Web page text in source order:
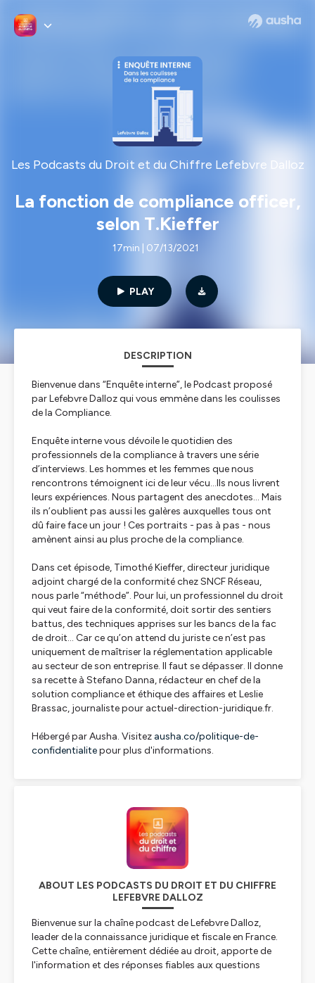
Les Podcasts du Droit et du Chiffre Lefebvre Dalloz
La fonction de compliance officer,
selon T.Kieffer
17min | 07/13/2021
PLAY
DESCRIPTION
Bienvenue dans “Enquête interne”, le Podcast proposé
par Lefebvre Dalloz qui vous emmène dans les coulisses
de la Compliance.
Enquête interne vous dévoile le quotidien des
professionnels de la compliance à travers une série
d’interviews. Les hommes et les femmes que nous
rencontrons témoignent ici de leur vécu…Ils nous livrent
leurs expériences. Nous partagent des anecdotes... Mais
ils n’oublient pas aussi les galères auxquelles tous ont
dû faire face un jour ! Ces portraits - pas à pas - nous
amènent ainsi au plus proche de la compliance.
Dans cet épisode, Timothé Kieffer, directeur juridique
adjoint chargé de la conformité chez SNCF Réseau,
nous parle “méthode”. Pour lui, un professionnel du droit
qui veut faire de la conformité, doit sortir des sentiers
battus, des techniques apprises sur les bancs de la fac
de droit... Car ce qu’on attend du juriste ce n’est pas
uniquement de maîtriser la réglementation applicable
au secteur de son entreprise. Il faut se dépasser. Il donne
sa recette à Stefano Danna, rédacteur en chef de la
solution compliance et éthique des affaires et Leslie
Brassac, journaliste pour actuel-direction-juridique.fr.
Hébergé par Ausha. Visitez ausha.co/politique-de-
confidentialitepour plus d'informations.
ABOUT LES PODCASTS DU DROIT ET DU CHIFFRE
LEFEBVRE DALLOZ
Bienvenue sur la chaîne podcast de Lefebvre Dalloz,
leader de la connaissance juridique et fiscale en France.
Cette chaîne, entièrement dédiée au droit, apporte de
l'information et des réponses fiables aux questions